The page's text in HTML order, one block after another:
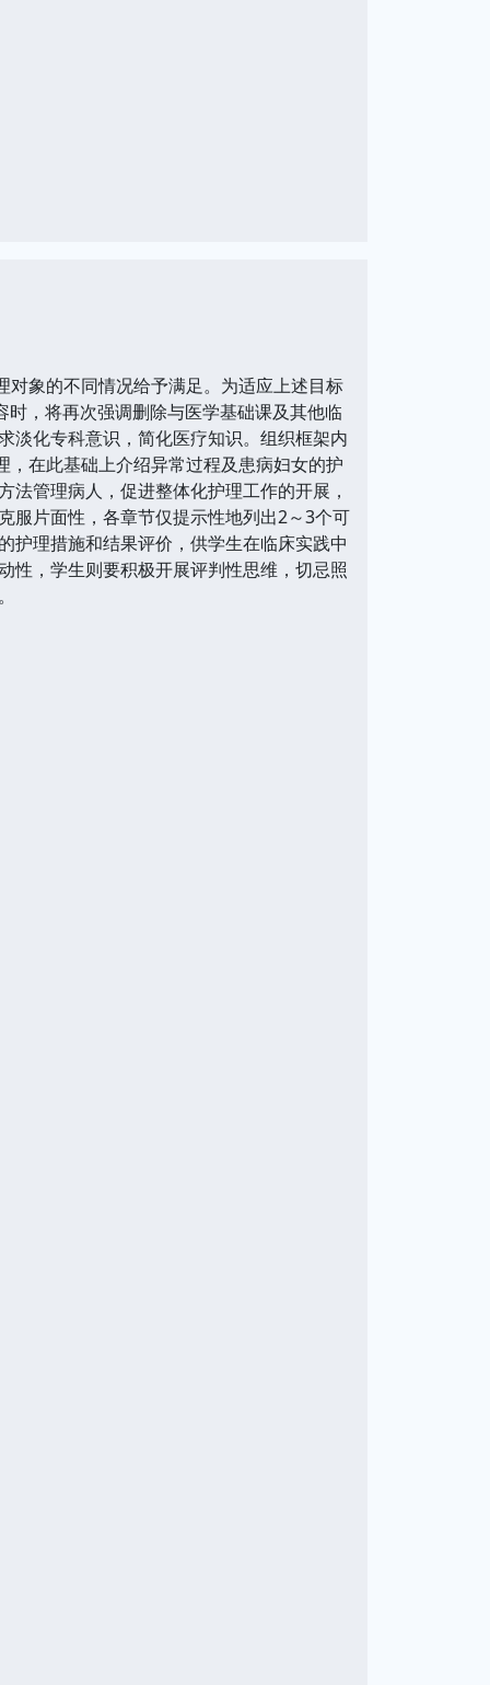
对象的不同情况给予满足。为适应上述目标
，将再次强调删除与医学基础课及其他临
淡化专科意识，简化医疗知识。组织框架内
，在此基础上介绍异常过程及患病妇女的护
管理病人，促进整体化护理工作的开展，
服片面性，各章节仅提示性地列出2～3个可
护理措施和结果评价，供学生在临床实践中
性，学生则要积极开展评判性思维，切忌照